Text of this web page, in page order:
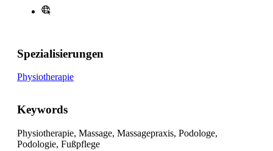
Spezialisierungen
Physiotherapie
Keywords
Physiotherapie, Massage, Massagepraxis, Podologe,
Podologie, Fußpflege